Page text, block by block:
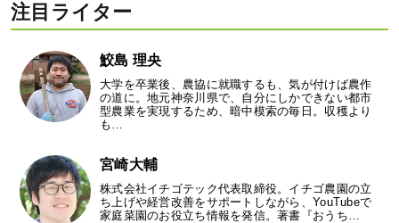
注目ライター
鮫島 理央
大学を卒業後、農協に就職するも、気が付けば農作
の道に。地元神奈川県で、自分にしかできない都市
型農業を実現するため、暗中模索の毎日。収穫より
も…
宮崎大輔
株式会社イチゴテック代表取締役。イチゴ農園の立
ち上げや経営改善をサポートしながら、YouTubeで
家庭菜園のお役立ち情報を発信。著書『おうち…